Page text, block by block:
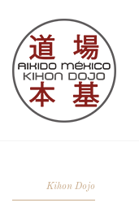
Kihon Dojo